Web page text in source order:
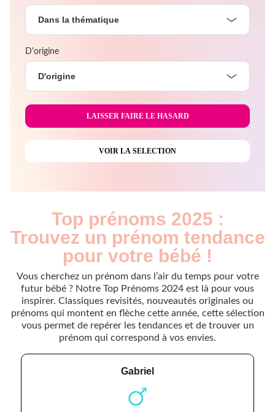
Dans la thématique
D'origine
D'origine
Top prénoms 2025 :
Trouvez un prénom tendance
pour votre bébé !
Vous cherchez un prénom dans l’air du temps pour votre
futur bébé ? Notre Top Prénoms 2024 est là pour vous
inspirer. Classiques revisités, nouveautés originales ou
prénoms qui montent en flèche cette année, cette sélection
vous permet de repérer les tendances et de trouver un
prénom qui correspond à vos envies.
gabriel